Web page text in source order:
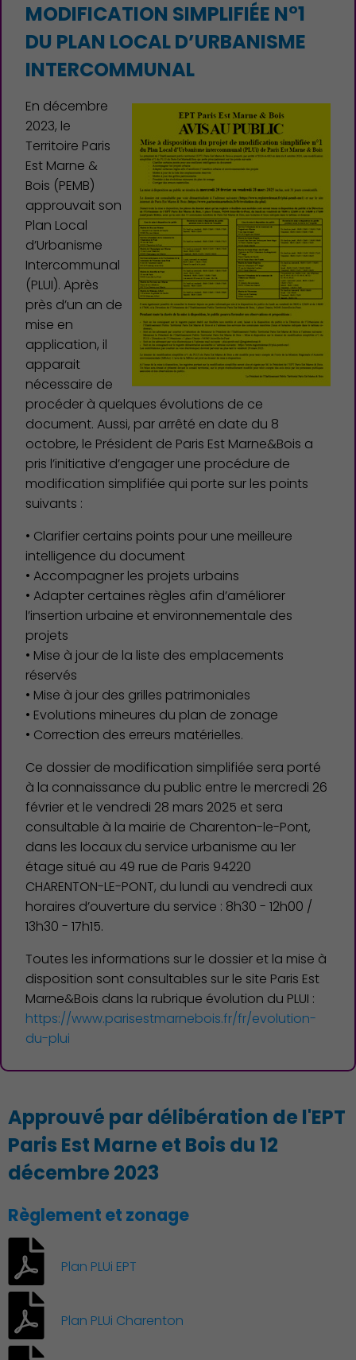
Démocratie locale
Action Sociale Solidarité
MODIFICATION SIMPLIFIÉE N°1
DU PLAN LOCAL D’URBANISME
INTERCOMMUNAL
En décembre
2023, le
Territoire Paris
Est Marne &
Bois (PEMB)
approuvait son
Plan Local
d’Urbanisme
Intercommunal
(PLUI). Après
près d’un an de
mise en
application, il
apparait
nécessaire de
procéder à quelques évolutions de ce
document. Aussi, par arrêté en date du 8
octobre, le Président de Paris Est Marne&Bois a
pris l’initiative d’engager une procédure de
modification simplifiée qui porte sur les points
suivants :
• Clarifier certains points pour une meilleure
intelligence du document
• Accompagner les projets urbains
• Adapter certaines règles afin d’améliorer
l’insertion urbaine et environnementale des
projets
• Mise à jour de la liste des emplacements
réservés
• Mise à jour des grilles patrimoniales
• Evolutions mineures du plan de zonage
• Correction des erreurs matérielles.
Ce dossier de modification simplifiée sera porté
à la connaissance du public entre le mercredi 26
février et le vendredi 28 mars 2025 et sera
consultable à la mairie de Charenton-le-Pont,
dans les locaux du service urbanisme au 1er
étage situé au 49 rue de Paris 94220
CHARENTON-LE-PONT, du lundi au vendredi aux
horaires d’ouverture du service : 8h30 - 12h00 /
13h30 - 17h15.
Toutes les informations sur le dossier et la mise à
disposition sont consultables sur le site Paris Est
Marne&Bois dans la rubrique évolution du PLUI :
https://www.parisestmarnebois.fr/fr/evolution-
du-plui
Approuvé par délibération de l'EPT
Paris Est Marne et Bois du 12
décembre 2023
Règlement et zonage
Plan PLUi EPT
Plan PLUi Charenton